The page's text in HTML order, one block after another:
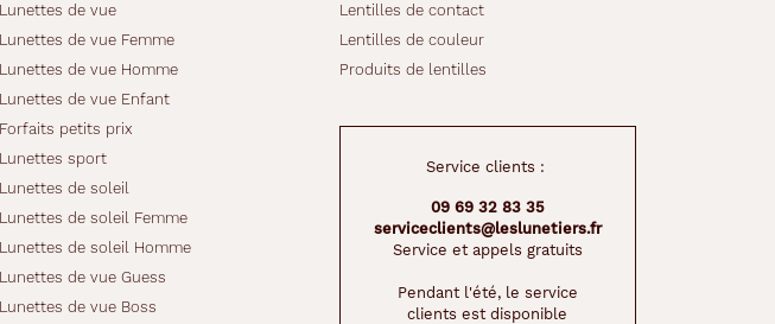
Lunettes de vue
Lunettes de vue Femme
Lunettes de vue Homme
Lunettes de vue Enfant
Forfaits petits prix
Lunettes sport
Lunettes de soleil
Lunettes de soleil Femme
Lunettes de soleil Homme
Lunettes de vue Guess
Lunettes de vue Boss
Lentilles de contact
Lentilles de couleur
Produits de lentilles
Service clients :
09 69 32 83 35
serviceclients@leslunetiers.fr
Service et appels gratuits
Pendant l'été, le service
clients est disponible